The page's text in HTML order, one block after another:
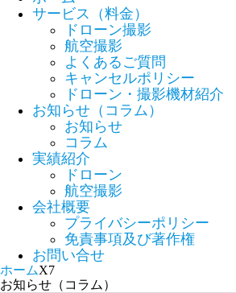
サービス（料金）
ドローン撮影
航空撮影
よくあるご質問
キャンセルポリシー
ドローン・撮影機材紹介
お知らせ（コラム）
お知らせ
コラム
実績紹介
ドローン
航空撮影
会社概要
プライバシーポリシー
免責事項及び著作権
お問い合せ
ホームX7
お知らせ（コラム）